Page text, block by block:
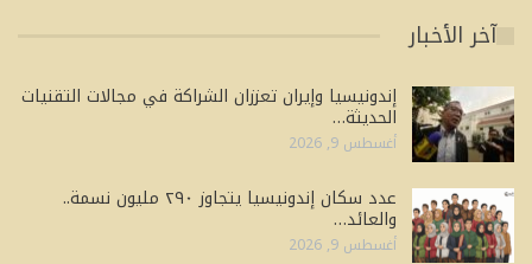
آخر الأخبار
إندونيسيا وإيران تعززان الشراكة في مجالات التقنيات
الحديثة…
أغسطس 9, 2026
عدد سكان إندونيسيا يتجاوز ٢٩٠ مليون نسمة..
والعائد…
أغسطس 9, 2026